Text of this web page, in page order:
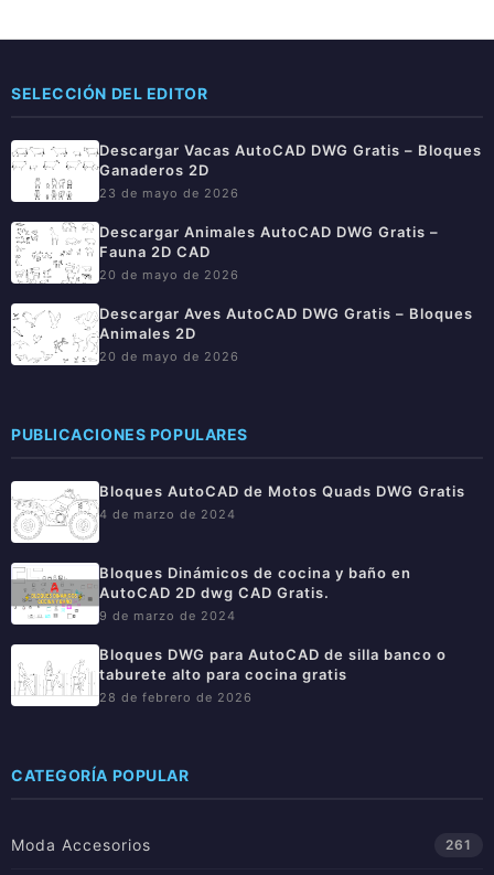
SELECCIÓN DEL EDITOR
Descargar Vacas AutoCAD DWG Gratis – Bloques
Ganaderos 2D
23 de mayo de 2026
Descargar Animales AutoCAD DWG Gratis –
Fauna 2D CAD
20 de mayo de 2026
Descargar Aves AutoCAD DWG Gratis – Bloques
Animales 2D
20 de mayo de 2026
PUBLICACIONES POPULARES
Bloques AutoCAD de Motos Quads DWG Gratis
4 de marzo de 2024
Bloques Dinámicos de cocina y baño en
AutoCAD 2D dwg CAD Gratis.
9 de marzo de 2024
Bloques DWG para AutoCAD de silla banco o
taburete alto para cocina gratis
28 de febrero de 2026
CATEGORÍA POPULAR
Moda Accesorios 261